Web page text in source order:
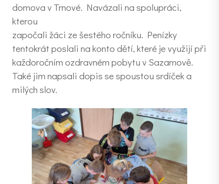
domova v Trnové. Navázali na spolupráci,
kterou
započali žáci ze šestého ročníku. Penízky
tentokrát poslali na konto dětí, které je využijí při
každoročním ozdravném pobytu v Sazamově.
Také jim napsali dopis se spoustou srdíček a
milých slov.